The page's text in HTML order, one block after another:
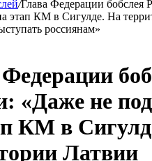
/Глава Федерации бобслея
этап КМ в Сигулде. На
россиянам»
«Даже не
КМ в
Латвии